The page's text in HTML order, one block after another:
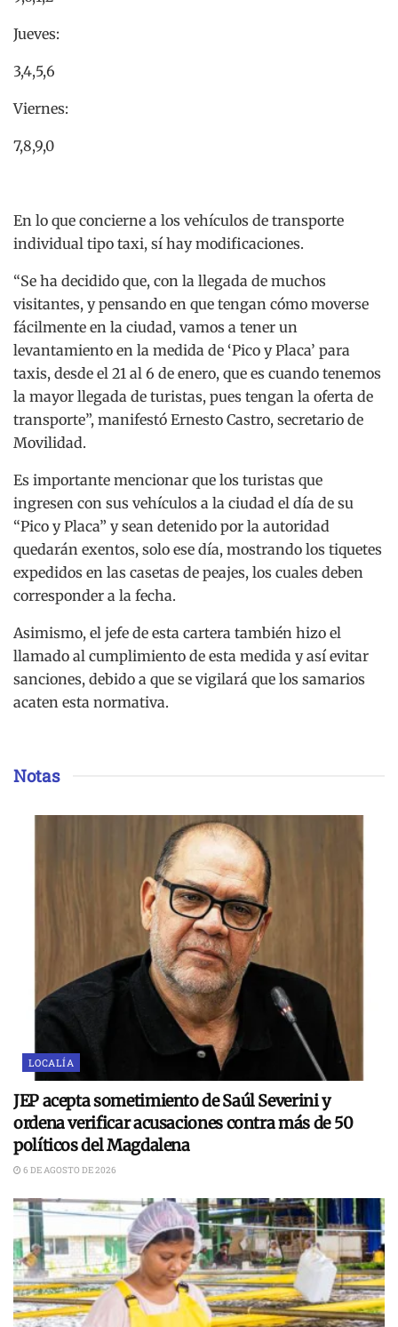
Jueves:
3,4,5,6
Viernes:
7,8,9,0
En lo que concierne a los vehículos de transporte
individual tipo taxi, sí hay modificaciones.
“Se ha decidido que, con la llegada de muchos
visitantes, y pensando en que tengan cómo moverse
fácilmente en la ciudad, vamos a tener un
levantamiento en la medida de ‘Pico y Placa’ para
taxis, desde el 21 al 6 de enero, que es cuando tenemos
la mayor llegada de turistas, pues tengan la oferta de
transporte”, manifestó Ernesto Castro, secretario de
Movilidad.
Es importante mencionar que los turistas que
ingresen con sus vehículos a la ciudad el día de su
“Pico y Placa” y sean detenido por la autoridad
quedarán exentos, solo ese día, mostrando los tiquetes
expedidos en las casetas de peajes, los cuales deben
corresponder a la fecha.
Asimismo, el jefe de esta cartera también hizo el
llamado al cumplimiento de esta medida y así evitar
sanciones, debido a que se vigilará que los samarios
acaten esta normativa.
Notas
LOCALÍA
JEP acepta sometimiento de Saúl Severini y
ordena verificar acusaciones contra más de 50
políticos del Magdalena
6 DE AGOSTO DE 2026